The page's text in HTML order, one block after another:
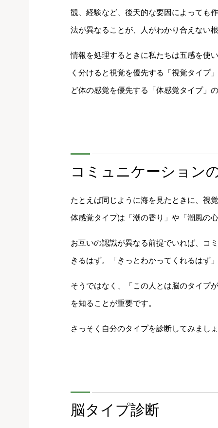
観、経験など、後天的な要因によっても
法が異なることが、人がわかり合えない
情報を処理するときに私たちは五感を使
く分けると視覚を優先する「視覚タイプ
ど体の感覚を優先する「体感覚タイプ」
コミュニケーション
たとえば同じように海を見たときに、視
体感覚タイプは「潮の香り」や「潮風の
お互いの認識が異なる前提でいれば、コ
きるはず。「きっとわかってくれるはず
そうではなく、「この人とは脳のタイプ
を知ることが重要です。
さっそく自分のタイプを診断してみまし
脳タイプ診断